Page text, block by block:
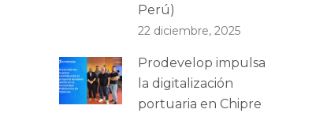
Perú)
22 diciembre, 2025
Prodevelop impulsa
la digitalización
portuaria en Chipre